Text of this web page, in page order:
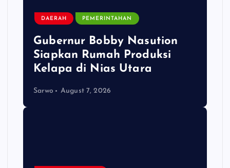
DAERAH PEMERINTAHAN
Gubernur Bobby Nasution
Siapkan Rumah Produksi
Kelapa di Nias Utara
Sarwo August 7, 2026